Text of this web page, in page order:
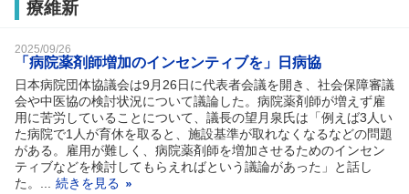
療維新
2025/09/26
「病院薬剤師増加のインセンティブを」日病協
日本病院団体協議会は9月26日に代表者会議を開き、社会保障審議
会や中医協の検討状況について議論した。病院薬剤師が増えず雇
用に苦労していることについて、議長の望月泉氏は「例えば3人い
た病院で1人が育休を取ると、施設基準が取れなくなるなどの問題
がある。雇用が難しく、病院薬剤師を増加させるためのインセン
ティブなどを検討してもらえればという議論があった」と話し
た。...
続きを見る